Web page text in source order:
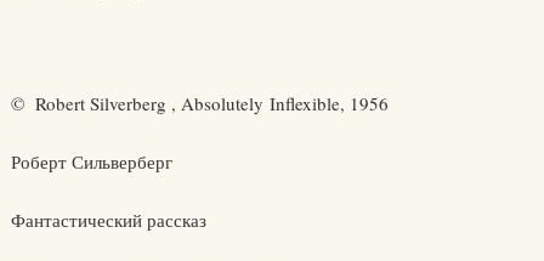
© Robert Silverberg , Absolutely Inflexible, 1956
Роберт Сильверберг
Фантастический рассказ